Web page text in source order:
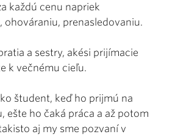
každú cenu napriek
ohováraniu, prenasledovaniu.
a sestry, akési prijímacie
k večnému cieľu.
študent, keď ho prijmú na
ešte ho čaká práca a až potom
aj my sme pozvaní v